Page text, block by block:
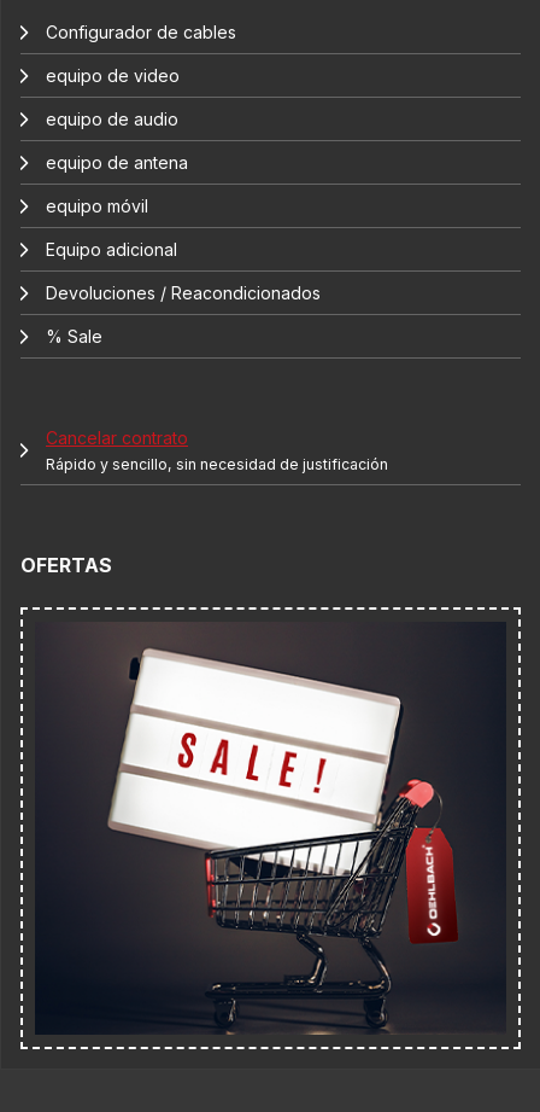
Configurador de cables
equipo de video
equipo de audio
equipo de antena
equipo móvil
Equipo adicional
Devoluciones / Reacondicionados
% Sale
Cancelar contrato
Rápido y sencillo, sin necesidad de justificación
OFERTAS